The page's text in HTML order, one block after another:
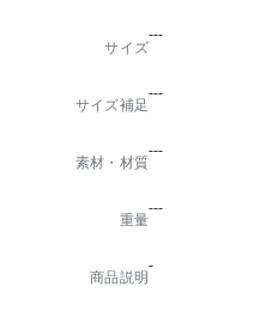
サイズ
---
サイズ補足
---
素材・材質
---
重量
---
商品説明
-